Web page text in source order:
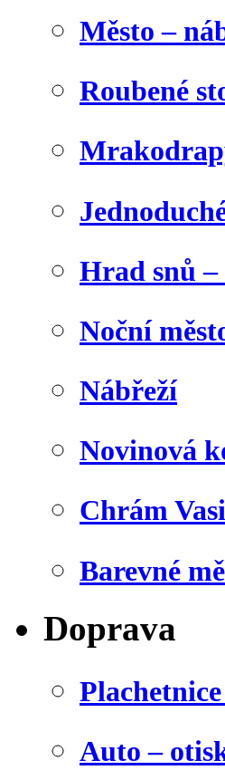
Město –
Roubené
Hrad snů –
Noční
Nábřeží
Novinová
Chrám
Barevné
Doprava
Auto –